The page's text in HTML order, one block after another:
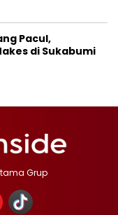
Pacul,
di Sukabumi
Grup